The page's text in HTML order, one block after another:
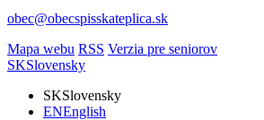
obec@obecspisskateplica.sk
Mapa webu RSS Verzia pre seniorov
SKSlovensky
SKSlovensky
ENEnglish